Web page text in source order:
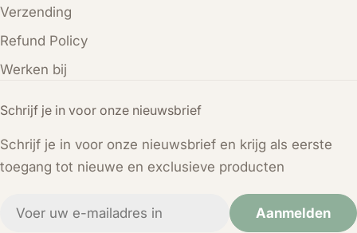
Schrijf je in voor onze nieuwsbrief
Schrijf je in voor onze nieuwsbrief en krijg als eerste
toegang tot nieuwe en exclusieve producten
Aanmelden
Verzending
Refund Policy
Werken bij